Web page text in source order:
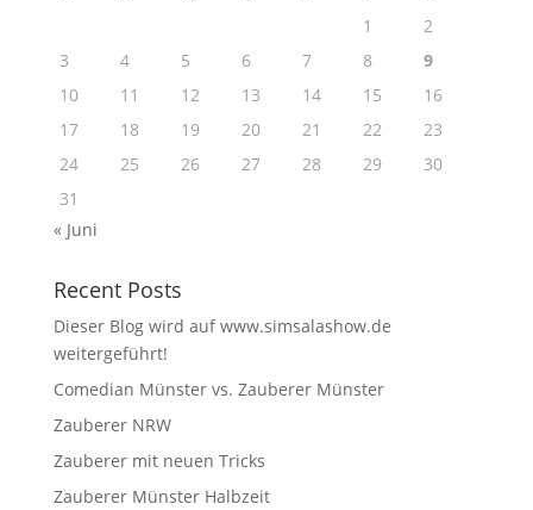
1
2
3
4 5 6 7 8
9
10
11 12 13 14 15
16
17
18 19 20 21 22
23
24
25 26 27 28 29
30
31
« Juni
Recent Posts
Dieser Blog wird auf www.simsalashow.de
weitergeführt!
Comedian Münster vs. Zauberer Münster
Zauberer NRW
Zauberer mit neuen Tricks
Zauberer Münster Halbzeit